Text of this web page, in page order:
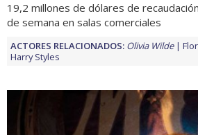
19,2 millones de dólares de
de semana en salas comerciales
ACTORES RELACIONADOS: Olivia Wilde
Harry Styles